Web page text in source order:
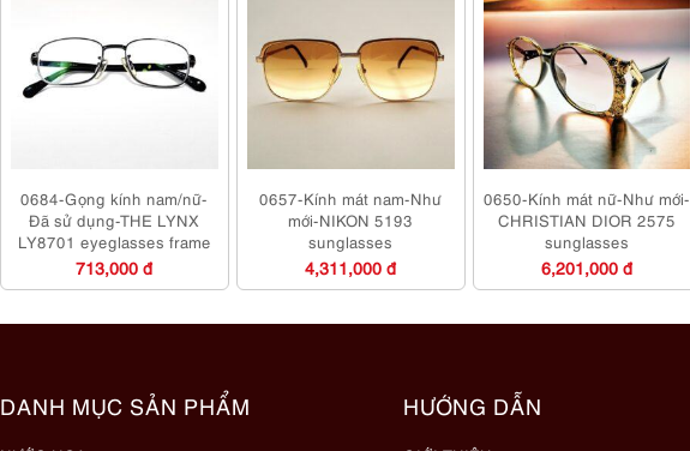
0684-Gọng kính nam/nữ-
Đã sử dụng-THE LYNX
LY8701 eyeglasses frame
713,000 đ
0657-Kính mát nam-Như
mới-NIKON 5193
sunglasses
4,311,000 đ
0650-Kính mát nữ-Như mới-
CHRISTIAN DIOR 2575
sunglasses
6,201,000 đ
DANH MỤC SẢN PHẨM HƯỚNG DẪN